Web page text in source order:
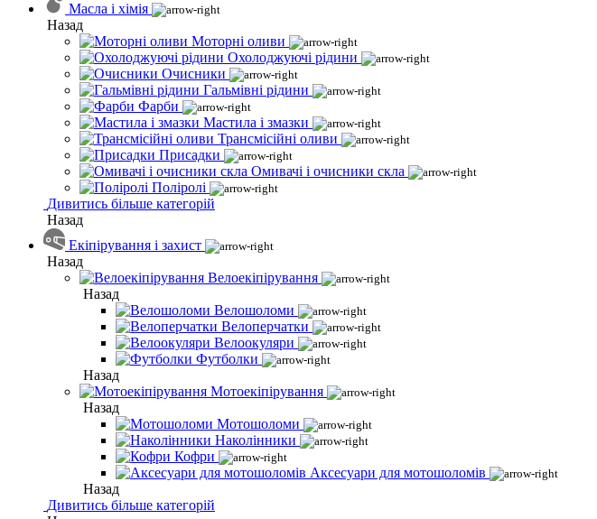
Масла і хімія
Назад
Моторні оливи
Охолоджуючі рідини
Очисники
Гальмівні рідини
Фарби
Мастила і змазки
Трансмісійні оливи
Присадки
Омивачі і очисники скла
Поліролі
Дивитись більше категорій
Назад
Екіпірування і захист
Назад
Велоекіпірування
Назад
Велошоломи
Велоперчатки
Велоокуляри
Футболки
Назад
Мотоекіпірування
Назад
Мотошоломи
Наколінники
Кофри
Аксесуари для мотошоломів
Назад
Дивитись більше категорій